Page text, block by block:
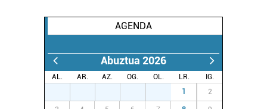
AGENDA
Abuztua 2026
AL. AR. AZ. OG. OL. LR.
IG.
1 2